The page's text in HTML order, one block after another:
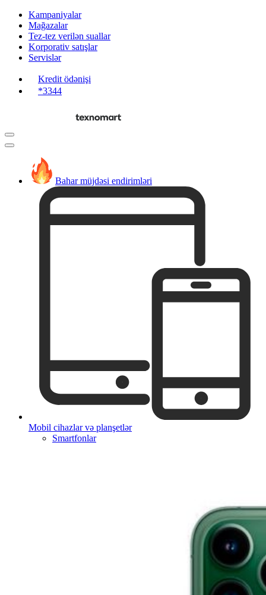
Kampaniyalar
Mağazalar
Tez-tez verilən suallar
Korporativ satışlar
Servislər
Kredit ödənişi
*3344
Bahar müjdəsi endirimləri
Mobil cihazlar və planşetlər
Smartfonlar